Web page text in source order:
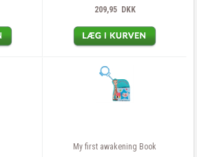
209,95 DKK
My first awakening Book